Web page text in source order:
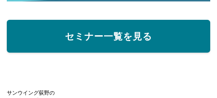
セミナー一覧を見る
サンウイング荻野の